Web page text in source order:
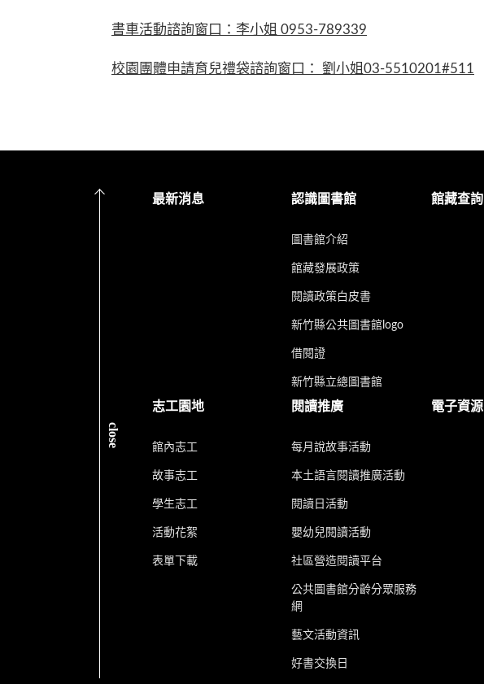
書車活動諮詢窗口：李小姐 0953-789339
校園團體申請育兒禮袋諮詢窗口： 劉小姐03-5510201#511
close
最新消息 認識圖書館
圖書館介紹
館藏發展政策
閱讀政策白皮書
新竹縣公共圖書館logo
借閱證
新竹縣立總圖書館
館藏查詢
志工園地
館內志工
故事志工
學生志工
活動花絮
表單下載
閱讀推廣
每月說故事活動
本土語言閱讀推廣活動
閱讀日活動
嬰幼兒閱讀活動
社區營造閱讀平台
公共圖書館分齡分眾服務
網
藝文活動資訊
好書交換日
電子資源